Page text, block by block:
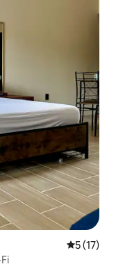
レビュー
5 (17)